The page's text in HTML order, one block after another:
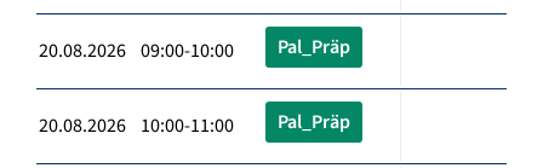
20.08.2026 09:00-10:00 Pal_Präp
20.08.2026 10:00-11:00 Pal_Präp